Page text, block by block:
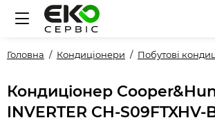
Головна Кондиціонери Побутові
Кондиціонер
INVERTER CH-S09FTXHV-